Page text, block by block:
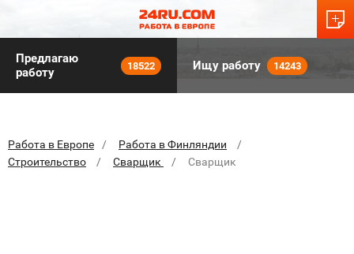
Предлагаю
работу
18522 Ищу работу 14243
Работа в Европе
Работа в Финляндии
Строительство
Сварщик Сварщик